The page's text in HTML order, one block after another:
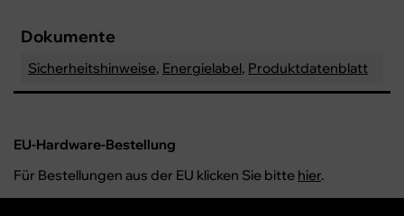
Dokumente
Sicherheitshinweise, Energielabel, Produktdatenblatt
EU-Hardware-Bestellung
Für Bestellungen aus der EU klicken Sie bitte hier.